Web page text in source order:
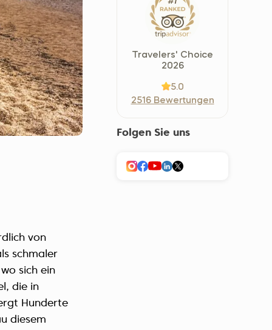
Sverige (Svenska)
Schweiz (Deutsch)
Україна (Українська)
von
schmaler
sich ein
die in
Hunderte
diesem
Travelers' Choice
2026
5.0
2516 Bewertungen
Folgen Sie uns